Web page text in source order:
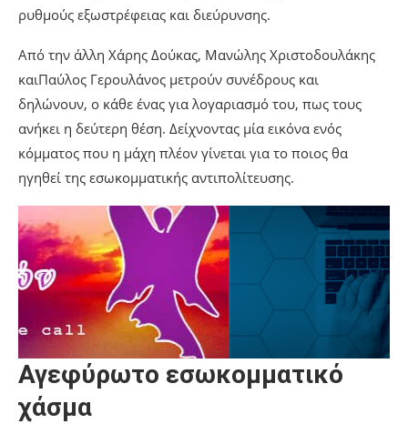
ρυθμούς εξωστρέφειας και διεύρυνσης.
Από την άλλη Χάρης Δούκας, Μανώλης Χριστοδουλάκης
καιΠαύλος Γερουλάνος μετρούν συνέδρους και
δηλώνουν, ο κάθε ένας για λογαριασμό του, πως τους
ανήκει η δεύτερη θέση. Δείχνοντας μία εικόνα ενός
κόμματος που η μάχη πλέον γίνεται για το ποιος θα
ηγηθεί της εσωκομματικής αντιπολίτευσης.
Αγεφύρωτο εσωκομματικό
χάσμα